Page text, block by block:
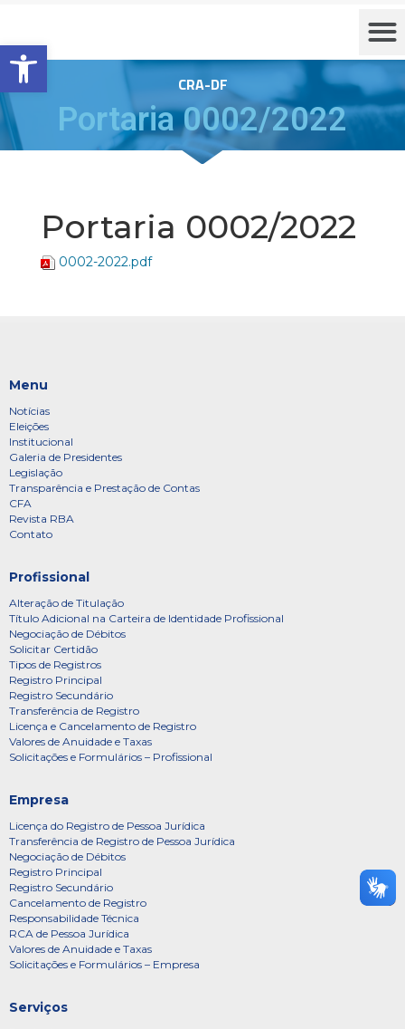
Barra de Ferramentas Aberta
CRA-DF
Portaria 0002/2022
Portaria 0002/2022
0002-2022.pdf
Menu
Notícias
Eleições
Institucional
Galeria de Presidentes
Legislação
Transparência e Prestação de Contas
CFA
Revista RBA
Contato
Profissional
Alteração de Titulação
Título Adicional na Carteira de Identidade Profissional
Negociação de Débitos
Solicitar Certidão
Tipos de Registros
Registro Principal
Registro Secundário
Transferência de Registro
Licença e Cancelamento de Registro
Valores de Anuidade e Taxas
Solicitações e Formulários – Profissional
Empresa
Licença do Registro de Pessoa Jurídica
Transferência de Registro de Pessoa Jurídica
Negociação de Débitos
Registro Principal
Registro Secundário
Cancelamento de Registro
Responsabilidade Técnica
RCA de Pessoa Jurídica
Valores de Anuidade e Taxas
Solicitações e Formulários – Empresa
Serviços